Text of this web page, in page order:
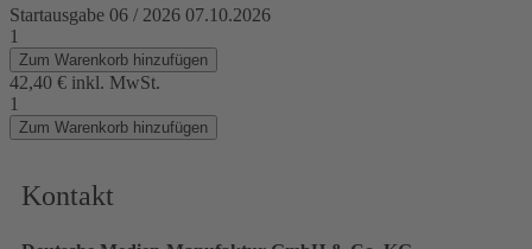
Startausgabe 06 / 2026 07.10.2026
1
Zum Warenkorb hinzufügen
42,40 € inkl. MwSt.
1
Zum Warenkorb hinzufügen
Kontakt